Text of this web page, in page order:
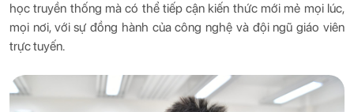
học truyền thống mà có thể tiếp cận kiến thức mới mẻ mọi lúc,
mọi nơi, với sự đồng hành của công nghệ và đội ngũ giáo viên
trực tuyến.